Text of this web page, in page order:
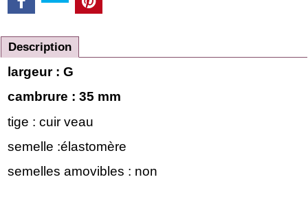
Description
largeur : G
cambrure : 35 mm
tige : cuir veau
semelle :élastomère
semelles amovibles : non